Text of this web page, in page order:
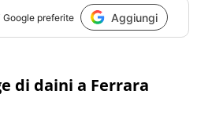
preferite Aggiungi
di daini a Ferrara